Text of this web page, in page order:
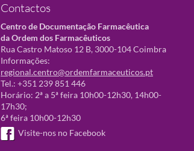
Contactos
Centro de Documentação Farmacêutica
da Ordem dos Farmacêuticos
Rua Castro Matoso 12 B, 3000-104 Coimbra
Informações:
regional.centro@ordemfarmaceuticos.pt
Tel.: +351 239 851 446
Horário: 2ª a 5ª feira 10h00-12h30, 14h00-
17h30;
6ª feira 10h00-12h30
Visite-nos no Facebook